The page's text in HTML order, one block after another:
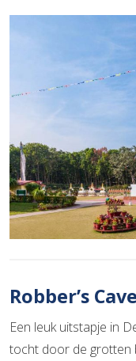
Robber’s Cave
Een leuk uitstapje in
tocht door de grotten